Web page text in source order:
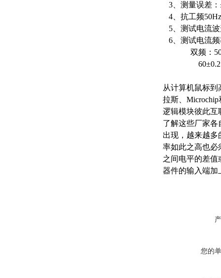
3、测量误差
4、抗工频
5、测试电流
6、测试电流频
双频：
60±0.25Hz
从计算机鼠标
拉斯、
逻辑模块彼此互
了解这些厂家
出现，越来越
率如此之高也必
之间电平的差
器件的输入端加
您的